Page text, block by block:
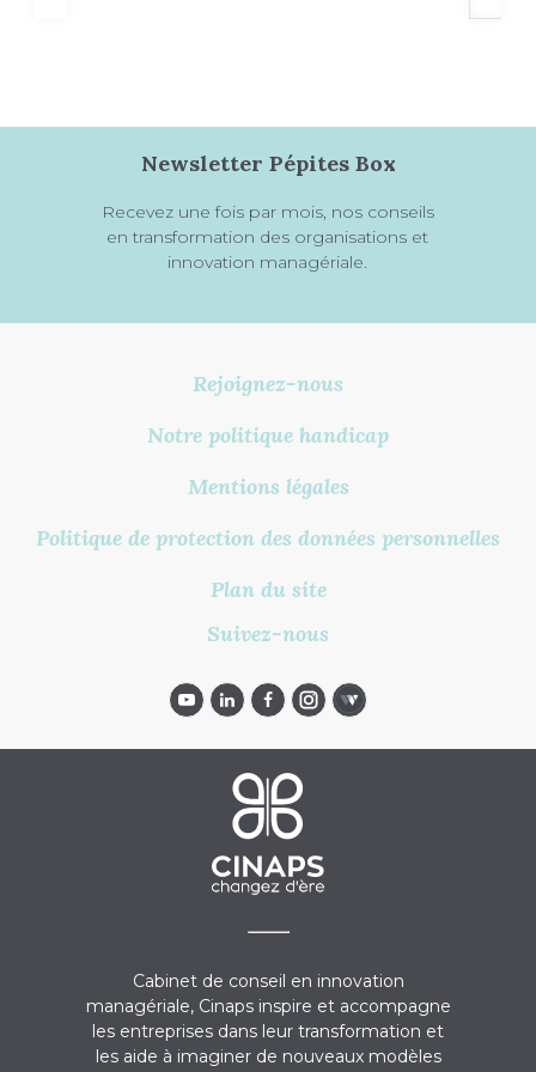
Cabinet de conseil en innovation
managériale, Cinaps inspire et accompagne
les entreprises dans leur transformation et
les aide à imaginer de nouveaux modèles
Rejoignez-nous
Notre politique handicap
Mentions légales
Politique de protection des données personnelles
Plan du site
Suivez-nous
Newsletter Pépites Box
Recevez une fois par mois, nos conseils
en transformation des organisations et
innovation managériale.